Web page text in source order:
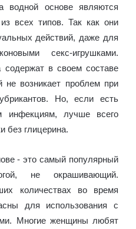
водной основе являются
всех типов. Так как они
действий, даже для
секс-игрушками.
содержат в своем составе
не возникает проблем при
Но, если есть
инфекциям, лучше всего
без глицерина.
- это самый популярный
не окрашивающий.
количествах во время
для использования с
Многие женщины любят